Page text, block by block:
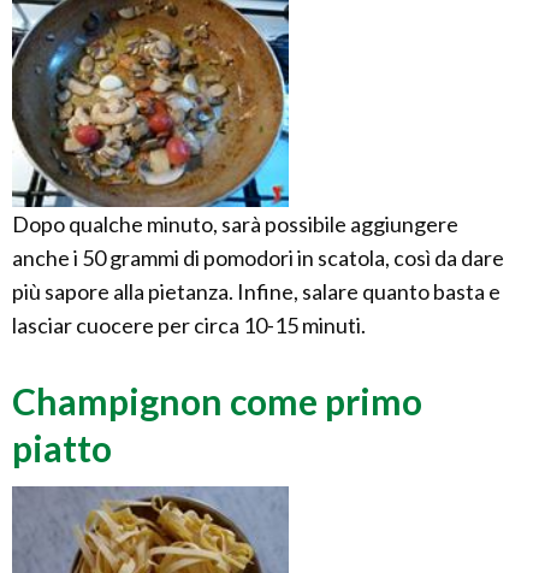
Dopo qualche minuto, sarà possibile aggiungere
anche i 50 grammi di pomodori in scatola, così da dare
più sapore alla pietanza. Infine, salare quanto basta e
lasciar cuocere per circa 10-15 minuti.
Champignon come primo
piatto